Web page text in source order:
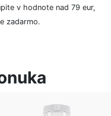
v hodnote nad 79 eur,
zadarmo.